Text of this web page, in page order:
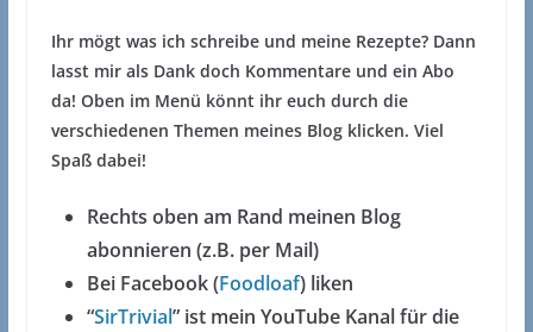
Ihr mögt was ich schreibe und meine Rezepte? Dann
lasst mir als Dank doch Kommentare und ein Abo
da! Oben im Menü könnt ihr euch durch die
verschiedenen Themen meines Blog klicken. Viel
Spaß dabei!
Rechts oben am Rand meinen Blog
abonnieren (z.B. per Mail)
Bei Facebook (Foodloaf) liken
“SirTrivial” ist mein YouTube Kanal für die